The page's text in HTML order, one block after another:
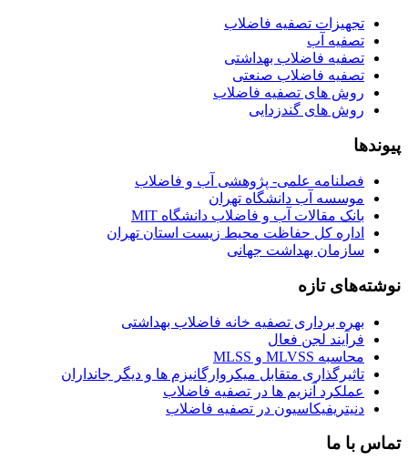
تجهیزات تصفیه فاضلاب
تصفیه آب
تصفیه فاضلاب بهداشتی
تصفیه فاضلاب صنعتی
روش های تصفیه فاضلاب
روش های گندزدایی
پیوندها
فصلنامه علمی- پژوهشی آب و فاضلاب
موسسه آب دانشگاه تهران
بانک مقالات آب و فاضلاب دانشگاه MIT
اداره کل حفاظت محیط زیست استان تهران
سازمان بهداشت جهانی
نوشته‌های تازه
بهره برداری تصفیه خانه فاضلاب بهداشتی
فرآیند لجن فعال
محاسبه MLVSS و MLSS
تاثیرگذاری متقابل میکروارگانیزم ها و دیگر جانداران
عملکرد آنزیم ها در تصفیه فاضلاب
دنیتریفیکاسیون در تصفیه فاضلاب
تماس با ما